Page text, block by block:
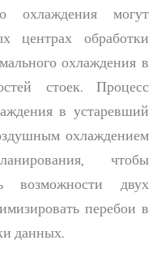
охлаждения могут
центрах обработки
охлаждения в
стоек. Процесс
в устаревший
охлаждением
чтобы
возможности двух
перебои в
данных.